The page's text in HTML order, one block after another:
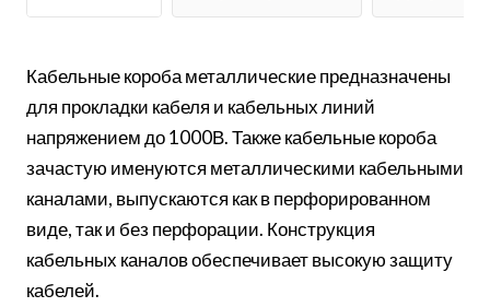
Кабельные короба металлические предназначены
для прокладки кабеля и кабельных линий
напряжением до 1000В. Также кабельные короба
зачастую именуются металлическими кабельными
каналами, выпускаются как в перфорированном
виде, так и без перфорации. Конструкция
кабельных каналов обеспечивает высокую защиту
кабелей.